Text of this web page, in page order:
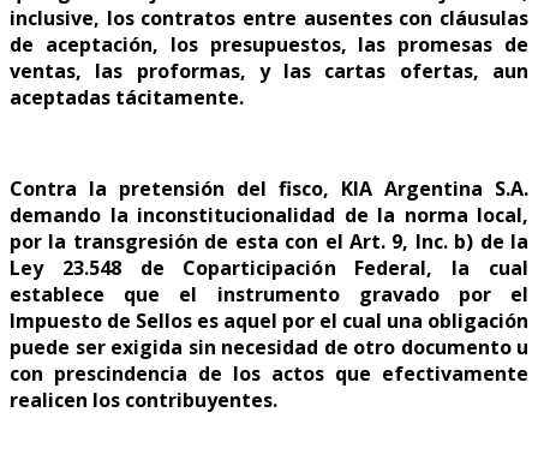
inclusive, los contratos entre ausentes con cláusulas
de aceptación, los presupuestos, las promesas de
ventas, las proformas, y las cartas ofertas, aun
aceptadas tácitamente.
Contra la pretensión del fisco, KIA Argentina S.A.
demando la inconstitucionalidad de la norma local,
por la transgresión de esta con el Art. 9, Inc. b) de la
Ley 23.548 de Coparticipación Federal, la cual
establece que el instrumento gravado por el
Impuesto de Sellos es aquel por el cual una obligación
puede ser exigida sin necesidad de otro documento u
con prescindencia de los actos que efectivamente
realicen los contribuyentes.